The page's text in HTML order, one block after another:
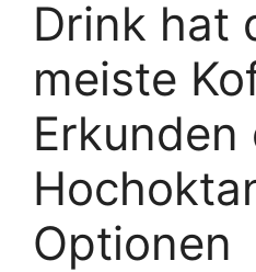
Drink hat
meiste
Erkunden
Optionen